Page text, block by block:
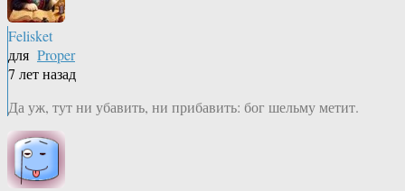
Felisket
для Proper
7 лет назад
Да уж, тут ни убавить, ни прибавить: бог шельму метит.